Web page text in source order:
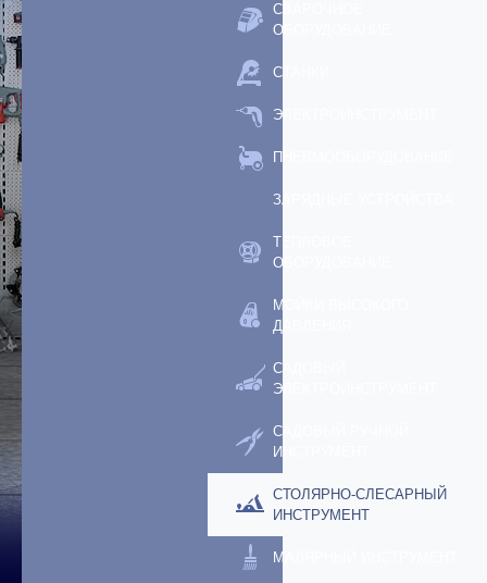
СВАРОЧНОЕ
ОБОРУДОВАНИЕ
СТАНКИ
ЭЛЕКТРОИНСТРУМЕНТ
ПНЕВМООБОРУДОВАНИЕ
ЗАРЯДНЫЕ УСТРОЙСТВА
ТЕПЛОВОЕ
ОБОРУДОВАНИЕ
МОЙКИ ВЫСОКОГО
ДАВЛЕНИЯ
САДОВЫЙ
ЭЛЕКТРОИНСТРУМЕНТ
САДОВЫЙ РУЧНОЙ
ИНСТРУМЕНТ
СТОЛЯРНО-СЛЕСАРНЫЙ
ИНСТРУМЕНТ
МАЛЯРНЫЙ ИНСТРУМЕНТ